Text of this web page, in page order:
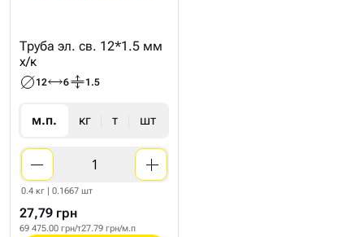
Труба эл. св. 12*1.5 мм
х/к
12 6 1.5
м.п. кг т шт
0.4 кг | 0.1667 шт
27,79 грн
69 475.00 грн/т27.79 грн/м.п